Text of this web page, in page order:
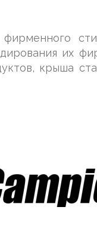
их
крыша